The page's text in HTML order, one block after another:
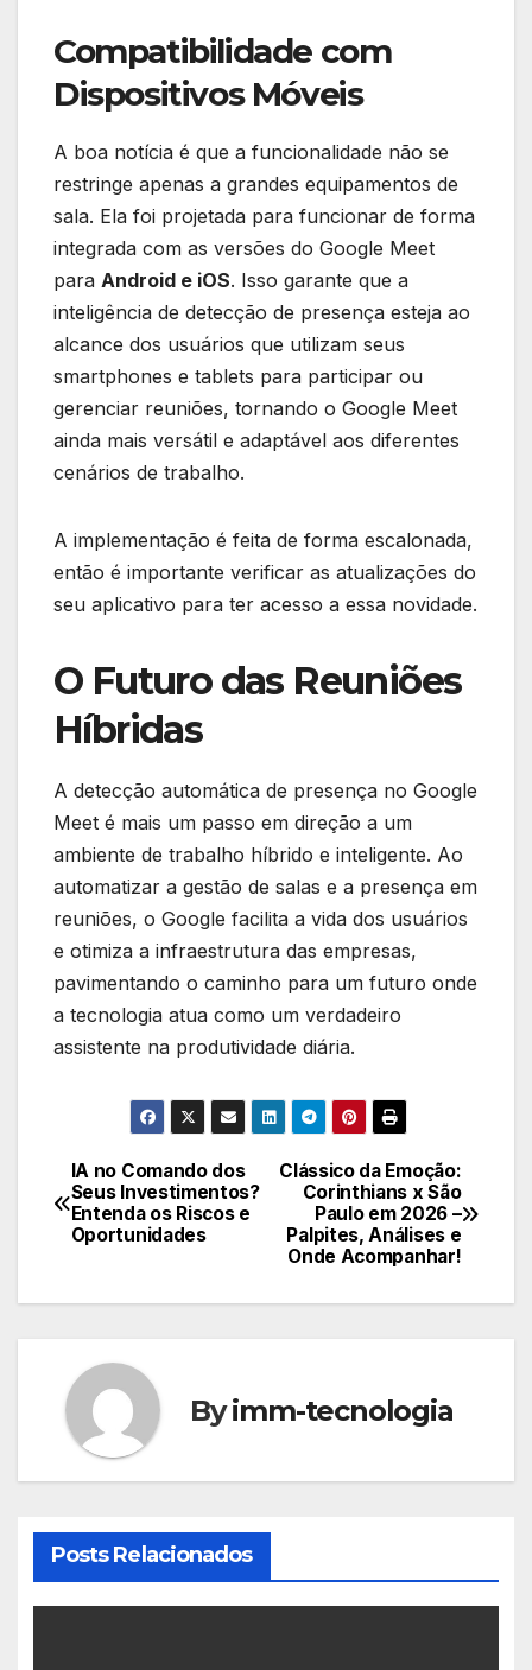
Compatibilidade com
Dispositivos Móveis
A boa notícia é que a funcionalidade não se
restringe apenas a grandes equipamentos de
sala. Ela foi projetada para funcionar de forma
integrada com as versões do Google Meet
para Android e iOS. Isso garante que a
inteligência de detecção de presença esteja ao
alcance dos usuários que utilizam seus
smartphones e tablets para participar ou
gerenciar reuniões, tornando o Google Meet
ainda mais versátil e adaptável aos diferentes
cenários de trabalho.
A implementação é feita de forma escalonada,
então é importante verificar as atualizações do
seu aplicativo para ter acesso a essa novidade.
O Futuro das Reuniões
Híbridas
A detecção automática de presença no Google
Meet é mais um passo em direção a um
ambiente de trabalho híbrido e inteligente. Ao
automatizar a gestão de salas e a presença em
reuniões, o Google facilita a vida dos usuários
e otimiza a infraestrutura das empresas,
pavimentando o caminho para um futuro onde
a tecnologia atua como um verdadeiro
assistente na produtividade diária.
Navegação
de
Clássico da Emoção:
Corinthians x São
Paulo em 2026 –
Palpites, Análises e
Onde Acompanhar!
IA no Comando dos
Seus Investimentos?
Entenda os Riscos e
Oportunidades
Byimm-tecnologia
Posts Relacionados